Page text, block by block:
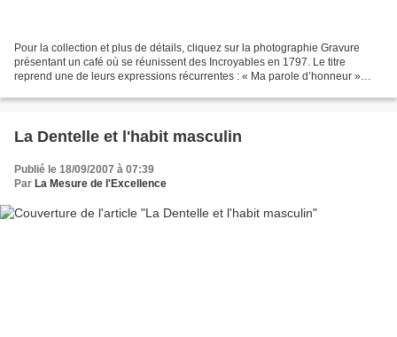
Pour la collection et plus de détails, cliquez sur la photographie Gravure
présentant un café où se réunissent des Incroyables en 1797. Le titre
reprend une de leurs expressions récurrentes : « Ma parole d’honneur »
La Dentelle et l'habit masculin
Publié le 18/09/2007 à 07:39
Par La Mesure de l'Excellence